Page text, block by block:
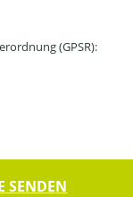
(GPSR):
SENDEN